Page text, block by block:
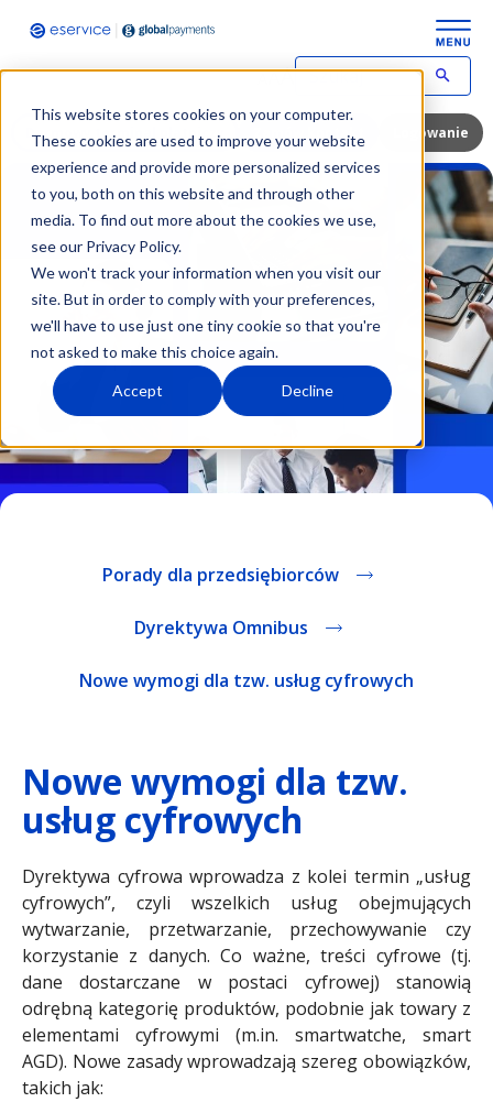
This website stores cookies on your computer.
These cookies are used to improve your website
experience and provide more personalized services
to you, both on this website and through other
media. To find out more about the cookies we use,
see our Privacy Policy.
We won't track your information when you visit our
site. But in order to comply with your preferences,
we'll have to use just one tiny cookie so that you're
not asked to make this choice again.
Accept Decline
Darmowy terminal płatniczy Zamów kontakt Logowanie
Porady dla przedsiębiorców
Dyrektywa Omnibus
Nowe wymogi dla tzw. usług cyfrowych
Nowe wymogi dla tzw.
usług cyfrowych
Dyrektywa cyfrowa wprowadza z kolei termin „usług
cyfrowych”, czyli wszelkich usług obejmujących
wytwarzanie, przetwarzanie, przechowywanie czy
korzystanie z danych. Co ważne, treści cyfrowe (tj.
dane dostarczane w postaci cyfrowej) stanowią
odrębną kategorię produktów, podobnie jak towary z
elementami cyfrowymi (m.in. smartwatche, smart
AGD). Nowe zasady wprowadzają szereg obowiązków,
takich jak: